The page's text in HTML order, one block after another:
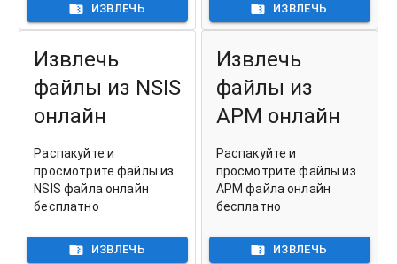
ИЗВЛЕЧЬ ИЗВЛЕЧЬ
Извлечь
файлы из NSIS
онлайн
Распакуйте и
просмотрите файлы из
NSIS файла онлайн
бесплатно
ИЗВЛЕЧЬ
Извлечь
файлы из
APM онлайн
Распакуйте и
просмотрите файлы из
APM файла онлайн
бесплатно
ИЗВЛЕЧЬ